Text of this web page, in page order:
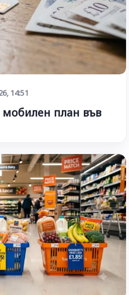
14:51
мобилен план във